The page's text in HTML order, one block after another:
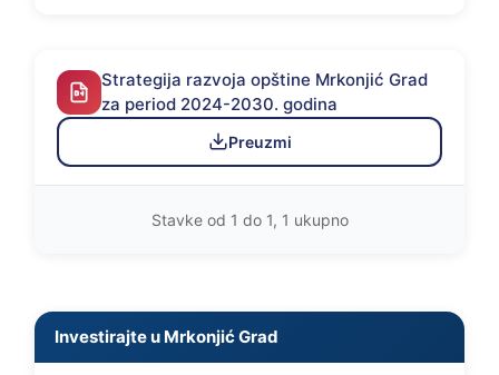
Strategija razvoja opštine Mrkonjić Grad
za period 2024-2030. godina
Preuzmi
Stavke od 1 do 1, 1 ukupno
Investirajte u Mrkonjić Grad